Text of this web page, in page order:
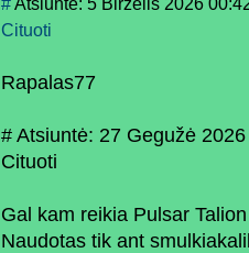
Cituoti
Rapalas77
# Atsiuntė: 27 Gegužė
Cituoti
Gal kam reikia Pulsar
Naudotas tik ant